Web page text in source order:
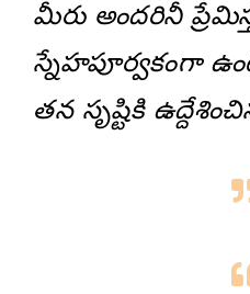
మీరు అందరినీ
స్నేహపూర్వకంగా
తన సృష్టికి